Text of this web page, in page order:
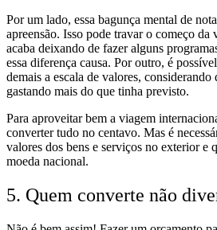
Por um lado, essa bagunça mental de
apreensão. Isso pode travar o começo da
acaba deixando de fazer alguns
essa diferença causa. Por outro, é
demais a escala de valores, considerando
gastando mais do que tinha previsto.
Para aproveitar bem a viagem
converter tudo no centavo. Mas é
valores dos bens e serviços no exterior e
moeda nacional.
5. Quem converte não